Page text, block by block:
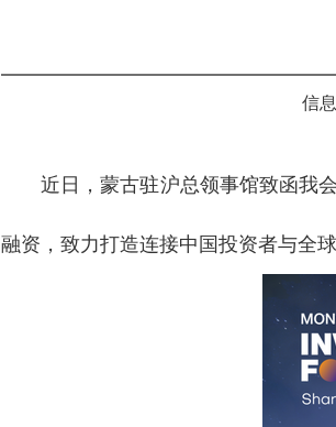
信
近日，蒙古驻沪总领事馆致函我
融资，致力打造连接中国投资者与全